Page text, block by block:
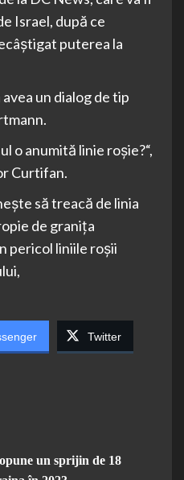
Israel, după ce
puterea la
un dialog de tip
o anumită linie roșie?“,
Curtifan.
să treacă de linia
de granița
pericol liniile roșii
Twitter
un sprijin de 18